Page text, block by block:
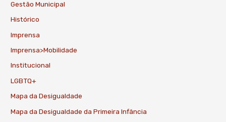
Gestão Municipal
Histórico
Imprensa
Imprensa>Mobilidade
Institucional
LGBTQ+
Mapa da Desigualdade
Mapa da Desigualdade da Primeira Infância